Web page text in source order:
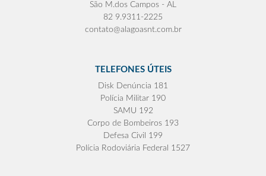
São M.dos Campos - AL
82 9.9311-2225
contato@alagoasnt.com.br
TELEFONES ÚTEIS
Disk Denúncia 181
Polícia Militar 190
SAMU 192
Corpo de Bombeiros 193
Defesa Civil 199
Polícia Rodoviária Federal 1527